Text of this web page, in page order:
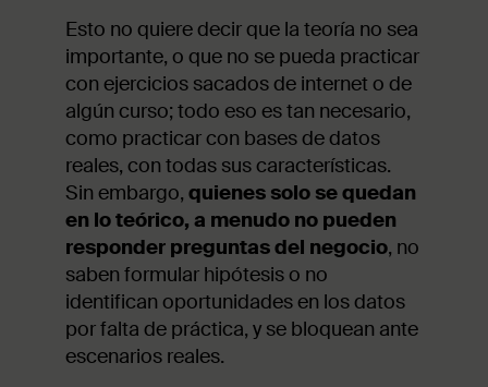
Esto no quiere decir que la teoría no sea
importante, o que no se pueda practicar
con ejercicios sacados de internet o de
algún curso; todo eso es tan necesario,
como practicar con bases de datos
reales, con todas sus características.
Sin embargo, quienes solo se quedan
en lo teórico, a menudo no pueden
responder preguntas del negocio, no
saben formular hipótesis o no
identifican oportunidades en los datos
por falta de práctica, y se bloquean ante
escenarios reales.